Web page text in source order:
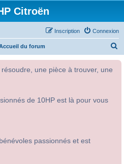
Citroën
Connexion
Inscription
du forum
une pièce à trouver, une
de 10HP est là pour vous
passionnés et est